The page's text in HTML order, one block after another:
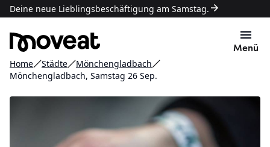
Deine neue Lieblingsbeschäftigung am Samstag.
Menü
Home Städte
Mönchengladbach
Mönchengladbach, Samstag 26 Sep.